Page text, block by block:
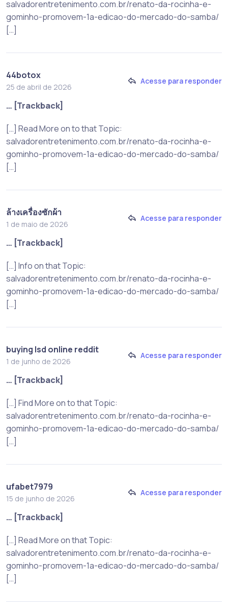
salvadorentretenimento.com.br/renato-da-rocinha-e-
gominho-promovem-1a-edicao-do-mercado-do-samba/
[…]
44botox
25 de abril de 2026
Acesse para responder
… [Trackback]
[…] Read More on to that Topic:
salvadorentretenimento.com.br/renato-da-rocinha-e-
gominho-promovem-1a-edicao-do-mercado-do-samba/
[…]
ล้างเครื่องซักผ้า
1 de maio de 2026
Acesse para responder
… [Trackback]
[…] Info on that Topic:
salvadorentretenimento.com.br/renato-da-rocinha-e-
gominho-promovem-1a-edicao-do-mercado-do-samba/
[…]
buying lsd online reddit
1 de junho de 2026
Acesse para responder
… [Trackback]
[…] Find More on to that Topic:
salvadorentretenimento.com.br/renato-da-rocinha-e-
gominho-promovem-1a-edicao-do-mercado-do-samba/
[…]
ufabet7979
15 de junho de 2026
Acesse para responder
… [Trackback]
[…] Read More on that Topic:
salvadorentretenimento.com.br/renato-da-rocinha-e-
gominho-promovem-1a-edicao-do-mercado-do-samba/
[…]